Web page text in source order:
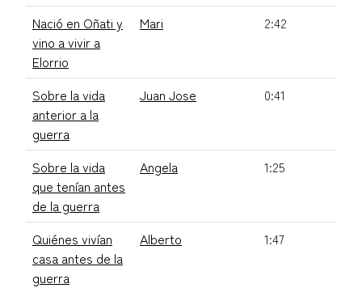
Nació en Oñati y
vino a vivir a
Elorrio
Mari 2:42
Sobre la vida
anterior a la
guerra
Juan Jose 0:41
Sobre la vida
que tenían antes
de la guerra
Angela 1:25
Quiénes vivían
casa antes de la
guerra
Alberto 1:47